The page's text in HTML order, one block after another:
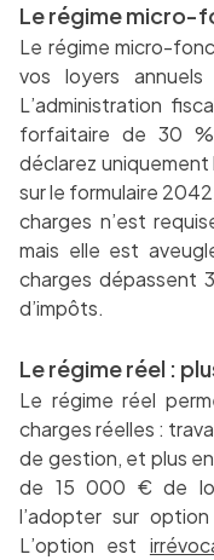
Le régime micro-
Le régime micro-
vos loyers
L’administration
forfaitaire de 30
déclarez
sur le formulaire
charges n’est
mais elle est
charges dépassent
d’impôts.
Le régime réel :
Le régime réel
charges réelles :
de gestion, et plus
de 15 000 € de
l’adopter sur
L’option est